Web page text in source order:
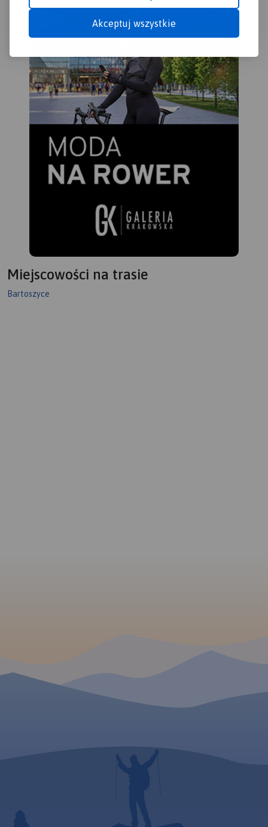
Akceptuj wszystkie
cuda przyrody, wyróżniające
panoramy. Mapę offline
Traseo na urządzenia
mobilne.Rok wydania 2022
Miejscowości na trasie
Bartoszyce